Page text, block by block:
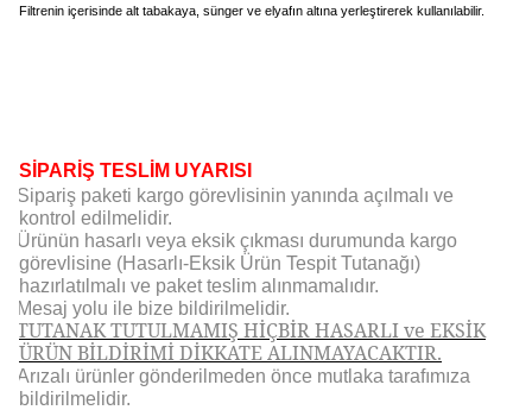
Filtrenin içerisinde alt tabakaya, sünger ve elyafın altına yerleştirerek kullanılabilir.
SİPARİŞ TESLİM UYARISI
Sipariş paketi kargo görevlisinin yanında açılmalı ve
kontrol edilmelidir.
Ürünün hasarlı veya eksik çıkması durumunda kargo
görevlisine (Hasarlı-Eksik Ürün Tespit Tutanağı)
hazırlatılmalı ve paket teslim alınmamalıdır.
Mesaj yolu ile bize bildirilmelidir.
TUTANAK TUTULMAMIŞ HİÇBİR HASARLI ve EKSİK
ÜRÜN BİLDİRİMİ DİKKATE ALINMAYACAKTIR.
Arızalı ürünler gönderilmeden önce mutlaka tarafımıza
bildirilmelidir.